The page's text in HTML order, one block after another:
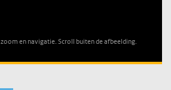
en navigatie. Scroll buiten de afbeelding.